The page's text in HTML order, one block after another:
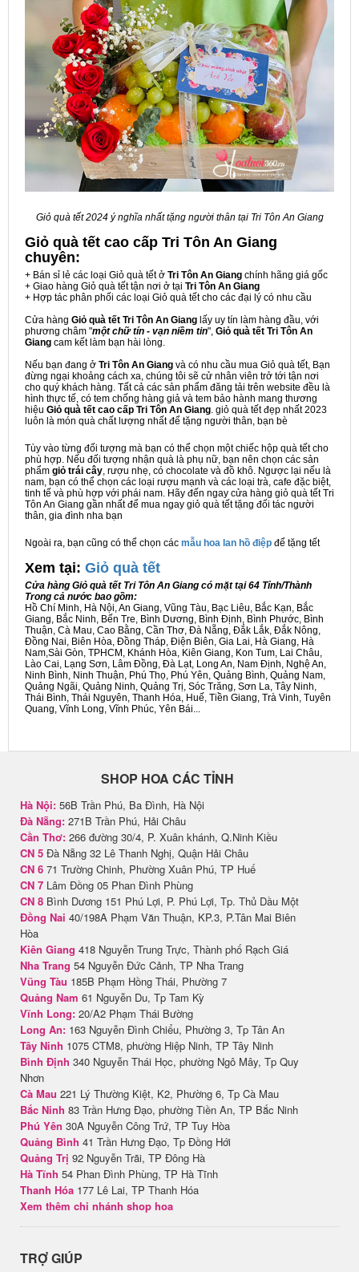
Giỏ quà tết 2024 ý nghĩa nhất tặng người thân tại Tri Tôn An Giang
Giỏ quà tết cao cấp Tri Tôn An Giang
chuyên:
+ Bán sỉ lẻ các loại Giỏ quà tết ở Tri Tôn An Giang chính hãng giá gốc
+ Giao hàng Giỏ quà tết tận nơi ở tại Tri Tôn An Giang
+ Hợp tác phân phối các loại Giỏ quà tết cho các đại lý có nhu cầu
Cửa hàng Giỏ quà tết Tri Tôn An Giang lấy uy tín làm hàng đầu, với
phương châm "một chữ tín - vạn niềm tin", Giỏ quà tết Tri Tôn An
Giang cam kết làm bạn hài lòng.
Nếu bạn đang ở Tri Tôn An Giang và có nhu cầu mua Giỏ quà tết, Bạn
đừng ngại khoảng cách xa, chúng tôi sẽ cử nhân viên trở tới tận nơi
cho quý khách hàng. Tất cả các sản phẩm đăng tải trên website đều là
hình thực tế, có tem chống hàng giả và tem bảo hành mang thương
hiệu Giỏ quà tết cao cấp Tri Tôn An Giang. giỏ quà tết đẹp nhất 2023
luôn là món quà chất lượng nhất để tặng người thân, bạn bè
Tùy vào từng đối tượng mà bạn có thể chọn một chiếc hộp quà tết cho
phù hợp. Nếu đối tượng nhận quà là phụ nữ, bạn nên chọn các sản
phẩm giỏ trái cây, rượu nhẹ, có chocolate và đồ khô. Ngược lại nếu là
nam, bạn có thể chọn các loại rượu mạnh và các loại trà, cafe đặc biệt,
tinh tế và phù hợp với phái nam. Hãy đến ngay cửa hàng giỏ quà tết Tri
Tôn An Giang gần nhất để mua ngay giỏ quà tết tặng đối tác người
thân, gia đình nha bạn
Ngoài ra, bạn cũng có thể chọn các mẫu hoa lan hồ điệp để tặng tết
Xem tại: Giỏ quà tết
Cửa hàng Giỏ quà tết Tri Tôn An Giang có mặt tại 64 Tỉnh/Thành
Trong cả nước bao gồm:
Hồ Chí Minh, Hà Nội, An Giang, Vũng Tàu, Bạc Liêu, Bắc Kạn, Bắc
Giang, Bắc Ninh, Bến Tre, Bình Dương, Bình Định, Bình Phước, Bình
Thuận, Cà Mau, Cao Bằng, Cần Thơ, Đà Nẵng, Đắk Lắk, Đắk Nông,
Đồng Nai, Biên Hòa, Đồng Tháp, Điện Biên, Gia Lai, Hà Giang, Hà
Nam,Sài Gòn, TPHCM, Khánh Hòa, Kiên Giang, Kon Tum, Lai Châu,
Lào Cai, Lạng Sơn, Lâm Đồng, Đà Lạt, Long An, Nam Định, Nghệ An,
Ninh Bình, Ninh Thuận, Phú Thọ, Phú Yên, Quảng Bình, Quảng Nam,
Quảng Ngãi, Quảng Ninh, Quảng Trị, Sóc Trăng, Sơn La, Tây Ninh,
Thái Bình, Thái Nguyên, Thanh Hóa, Huế, Tiền Giang, Trà Vinh, Tuyên
Quang, Vĩnh Long, Vĩnh Phúc, Yên Bái...
SHOP HOA CÁC TỈNH
Hà Nội: 56B Trần Phú, Ba Đình, Hà Nội
Đà Nẵng: 271B Trần Phú, Hải Châu
Cần Thơ: 266 đường 30/4, P. Xuân khánh, Q.Ninh Kiều
CN 5 Đà Nẵng 32 Lê Thanh Nghị, Quận Hải Châu
CN 6 71 Trường Chinh, Phường Xuân Phú, TP Huế
CN 7 Lâm Đồng 05 Phan Đình Phùng
CN 8 Bình Dương 151 Phú Lợi, P. Phú Lợi, Tp. Thủ Dầu Một
Đồng Nai 40/198A Phạm Văn Thuận, KP.3, P.Tân Mai Biên
Hòa
Kiên Giang 418 Nguyễn Trung Trực, Thành phố Rạch Giá
Nha Trang 54 Nguyễn Đức Cảnh, TP Nha Trang
Vũng Tàu 185B Phạm Hồng Thái, Phường 7
Quảng Nam 61 Nguyễn Du, Tp Tam Kỳ
Vĩnh Long: 20/A2 Phạm Thái Bường
Long An: 163 Nguyễn Đình Chiểu, Phường 3, Tp Tân An
Tây Ninh 1075 CTM8, phường Hiệp Ninh, TP Tây Ninh
Bình Định 340 Nguyễn Thái Học, phường Ngô Mây, Tp Quy
Nhơn
Cà Mau 221 Lý Thường Kiệt, K2, Phường 6, Tp Cà Mau
Bắc Ninh 83 Trần Hưng Đạo, phường Tiền An, TP Bắc Ninh
Phú Yên 30A Nguyễn Công Trứ, TP Tuy Hòa
Quảng Bình 41 Trần Hưng Đạo, Tp Đồng Hới
Quảng Trị 92 Nguyễn Trãi, TP Đông Hà
Hà Tĩnh 54 Phan Đình Phùng, TP Hà Tĩnh
Thanh Hóa 177 Lê Lai, TP Thanh Hóa
Xem thêm chi nhánh shop hoa
TRỢ GIÚP